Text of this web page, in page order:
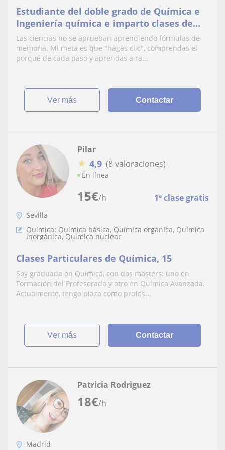
Estudiante del doble grado de Química e
Ingeniería química e imparto clases de
Química, Matemáticas, Física... a todos los
niveles
Las ciencias no se aprueban aprendiendo fórmulas de
memoria. Mi meta es que "hagas clic", comprendas el
porqué de cada paso y aprendas a ra...
ver más Contactar
15€/h 1ª clase gratis
Pilar
★ 4,9 (8 valoraciones)
En línea
Sevilla
Química: Química básica, Química orgánica, Química
inorgánica, Química nuclear
Clases Particulares de Química, 15
Soy graduada en Química, con dos másters: uno en
Formación del Profesorado y otro en Química Avanzada.
Actualmente, tengo plaza como profes...
ver más Contactar
18€/h
Patricia Rodriguez
Madrid